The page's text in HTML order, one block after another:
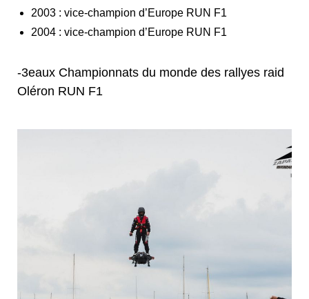
2003 : vice-champion d’Europe RUN F1
2004 : vice-champion d’Europe RUN F1
-3eaux Championnats du monde des rallyes raid
Oléron RUN F1